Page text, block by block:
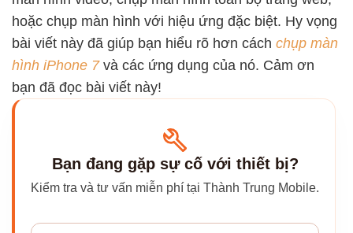
hoặc chụp màn hình với hiệu ứng đặc biệt. Hy vọng
bài viết này đã giúp bạn hiểu rõ hơn cách chụp màn
hình iPhone 7và các ứng dụng của nó. Cảm ơn
bạn đã đọc bài viết này!
Bạn đang gặp sự cố với thiết bị?
Kiểm tra và tư vấn miễn phí tại Thành Trung Mobile.